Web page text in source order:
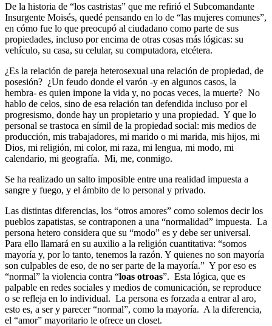
De la historia de “los castristas” que me refirió el Subcomandante
Insurgente Moisés, quedé pensando en lo de “las mujeres comunes”,
en cómo fue lo que preocupó al ciudadano como parte de sus
propiedades, incluso por encima de otras cosas más lógicas: su
vehículo, su casa, su celular, su computadora, etcétera.
¿Es la relación de pareja heterosexual una relación de propiedad, de
posesión? ¿Un feudo donde el varón -y en algunos casos, la
hembra- es quien impone la vida y, no pocas veces, la muerte? No
hablo de celos, sino de esa relación tan defendida incluso por el
progresismo, donde hay un propietario y una propiedad. Y que lo
personal se trastoca en símil de la propiedad social: mis medios de
producción, mis trabajadores, mi marido o mi marida, mis hijos, mi
Dios, mi religión, mi color, mi raza, mi lengua, mi modo, mi
calendario, mi geografía. Mi, me, conmigo.
Se ha realizado un salto imposible entre una realidad impuesta a
sangre y fuego, y el ámbito de lo personal y privado.
Las distintas diferencias, los “otros amores” como solemos decir los
pueblos zapatistas, se contraponen a una “normalidad” impuesta. La
persona hetero considera que su “modo” es y debe ser universal.
Para ello llamará en su auxilio a la religión cuantitativa: “somos
mayoría y, por lo tanto, tenemos la razón. Y quienes no son mayoría
son culpables de eso, de no ser parte de la mayoría.” Y por eso es
“normal” la violencia contra “loas otroas”. Esta lógica, que es
palpable en redes sociales y medios de comunicación, se reproduce
o se refleja en lo individual. La persona es forzada a entrar al aro,
esto es, a ser y parecer “normal”, como la mayoría. A la diferencia,
el “amor” mayoritario le ofrece un closet.